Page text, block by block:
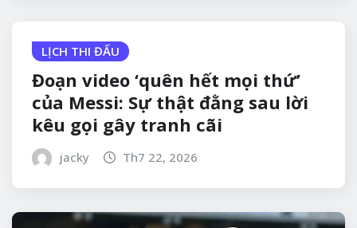
LỊCH THI ĐẤU
Đoạn video ‘quên hết mọi thứ’
của Messi: Sự thật đằng sau lời
kêu gọi gây tranh cãi
jacky Th7 22, 2026